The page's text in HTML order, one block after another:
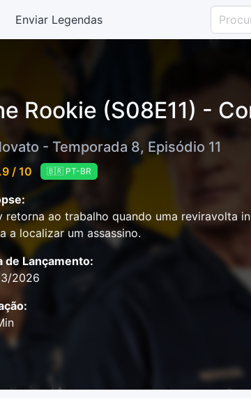
Enviar Legendas
Rookie (S08E11) -
- Temporada 8, Episódio 11
/ 10 🇧🇷 PT-BR
retorna ao trabalho quando uma reviravolta
a localizar um assassino.
de Lançamento:
2026